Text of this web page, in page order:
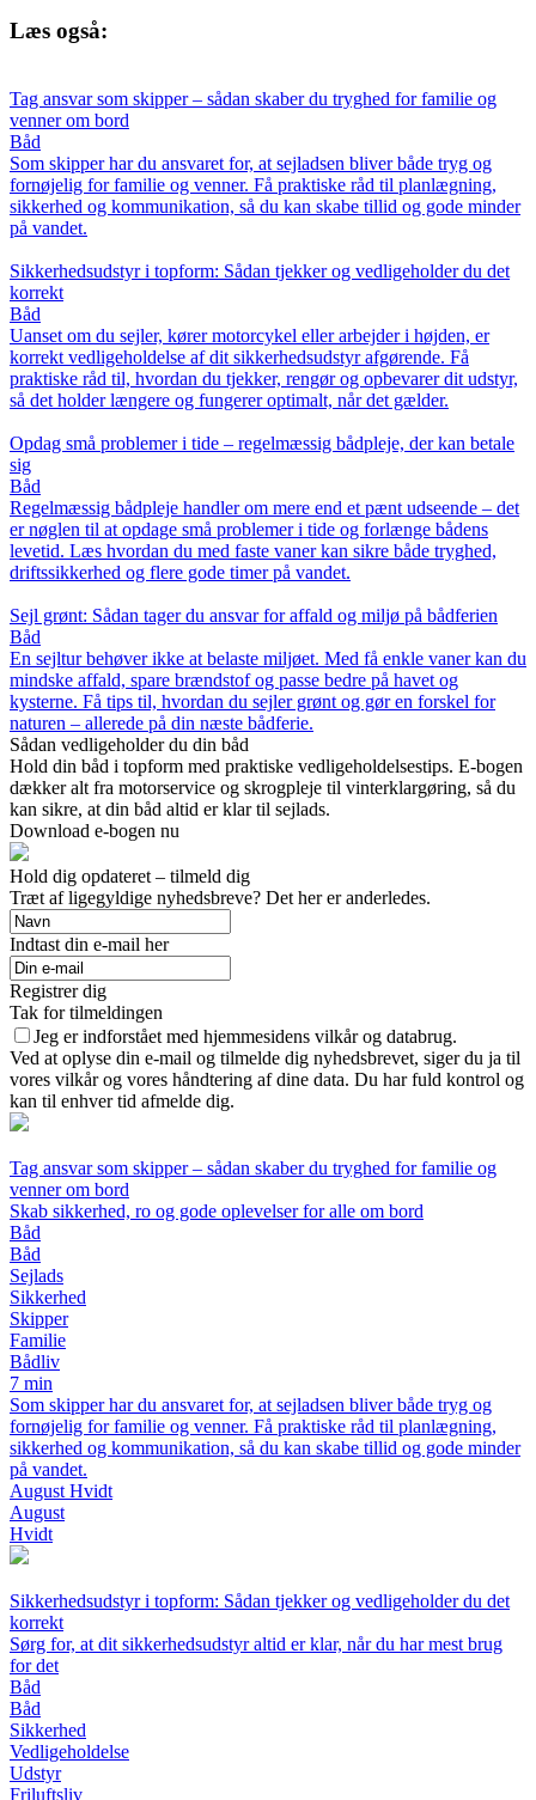
Læs også:
Tag ansvar som skipper – sådan skaber du tryghed for familie og
venner om bord
Båd
Som skipper har du ansvaret for, at sejladsen bliver både tryg og
fornøjelig for familie og venner. Få praktiske råd til planlægning,
sikkerhed og kommunikation, så du kan skabe tillid og gode minder
på vandet.
Sikkerhedsudstyr i topform: Sådan tjekker og vedligeholder du det
korrekt
Båd
Uanset om du sejler, kører motorcykel eller arbejder i højden, er
korrekt vedligeholdelse af dit sikkerhedsudstyr afgørende. Få
praktiske råd til, hvordan du tjekker, rengør og opbevarer dit udstyr,
så det holder længere og fungerer optimalt, når det gælder.
Opdag små problemer i tide – regelmæssig bådpleje, der kan betale
sig
Båd
Regelmæssig bådpleje handler om mere end et pænt udseende – det
er nøglen til at opdage små problemer i tide og forlænge bådens
levetid. Læs hvordan du med faste vaner kan sikre både tryghed,
driftssikkerhed og flere gode timer på vandet.
Sejl grønt: Sådan tager du ansvar for affald og miljø på bådferien
Båd
En sejltur behøver ikke at belaste miljøet. Med få enkle vaner kan du
mindske affald, spare brændstof og passe bedre på havet og
kysterne. Få tips til, hvordan du sejler grønt og gør en forskel for
naturen – allerede på din næste bådferie.
Sådan vedligeholder du din båd
Hold din båd i topform med praktiske vedligeholdelsestips. E-bogen
dækker alt fra motorservice og skrogpleje til vinterklargøring, så du
kan sikre, at din båd altid er klar til sejlads.
Download e-bogen nu
Hold dig opdateret – tilmeld dig
Træt af ligegyldige nyhedsbreve? Det her er anderledes.
Indtast din e-mail her
Registrer dig
Tak for tilmeldingen
Jeg er indforstået med hjemmesidens vilkår og databrug.
Ved at oplyse din e-mail og tilmelde dig nyhedsbrevet, siger du ja til
vores vilkår og vores håndtering af dine data. Du har fuld kontrol og
kan til enhver tid afmelde dig.
Tag ansvar som skipper – sådan skaber du tryghed for familie og
venner om bord
Skab sikkerhed, ro og gode oplevelser for alle om bord
Båd
Båd
Sejlads
Sikkerhed
Skipper
Familie
Bådliv
7 min
Som skipper har du ansvaret for, at sejladsen bliver både tryg og
fornøjelig for familie og venner. Få praktiske råd til planlægning,
sikkerhed og kommunikation, så du kan skabe tillid og gode minder
på vandet.
August Hvidt
August
Hvidt
Sikkerhedsudstyr i topform: Sådan tjekker og vedligeholder du det
korrekt
Sørg for, at dit sikkerhedsudstyr altid er klar, når du har mest brug
for det
Båd
Båd
Sikkerhed
Vedligeholdelse
Udstyr
Friluftsliv